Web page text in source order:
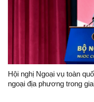
Hội nghị Ngoại vụ toàn
ngoại địa phương trong